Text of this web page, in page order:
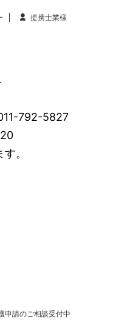
提携士業様
792-5827
。
申請のご相談受付中